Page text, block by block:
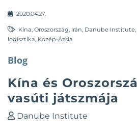
2020.04.27.
Kína, Oroszország, Irán, Danube Institute,
logisztika, Közép-Ázsia
Blog
Kína és
vasúti játszmája
Danube Institute